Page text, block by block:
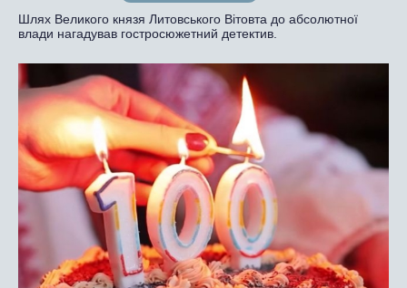
Шлях Великого князя Литовського Вітовта до абсолютної
влади нагадував гостросюжетний детектив.